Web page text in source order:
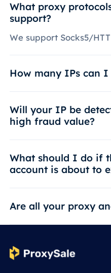
What proxy
support?
We support Socks5/
How many IPs can I
Will your IP be
high fraud value?
What should I do if
account is about to
Are all your proxy